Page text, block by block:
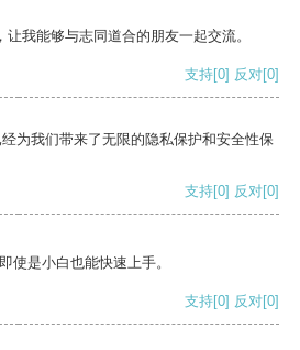
我能够与志同道合的朋友一起交流。
支持[0] 反对[0]
为我们带来了无限的隐私保护和安全性保
支持[0] 反对[0]
使是小白也能快速上手。
支持[0] 反对[0]